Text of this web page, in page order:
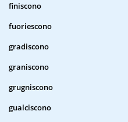
finiscono
fuoriescono
gradiscono
graniscono
grugniscono
gualciscono